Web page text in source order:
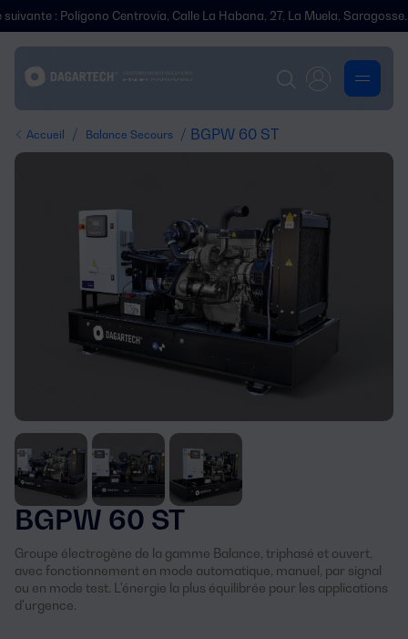
Polígono Centrovía, Calle La Habana, 27, La Muela, Saragosse.
Accueil / Balance Secours / BGPW 60 ST
BGPW 60 ST
Groupe électrogène de la gamme Balance, triphasé et ouvert,
avec fonctionnement en mode automatique, manuel, par signal
ou en mode test. L'énergie la plus équilibrée pour les applications
d'urgence.